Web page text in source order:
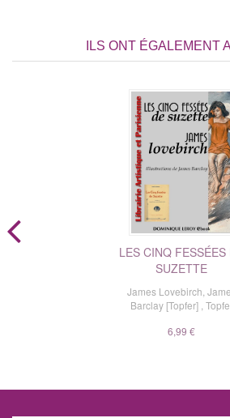
ILS ONT ÉGALEMENT
LES CINQ FESSÉES
SUZETTE
James Lovebirch
Barclay [Topfer]
6,99 €